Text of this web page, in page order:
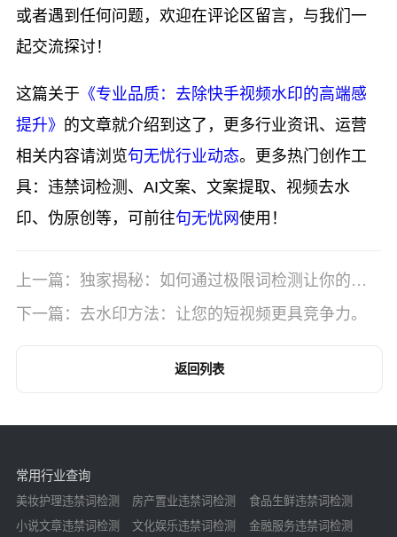
或者遇到任何问题，欢迎在评论区留言，与我们一
起交流探讨！
这篇关于 《专业品质：去除快手视频水印的高端感
提升》 的文章就介绍到这了，更多行业资讯、运营
相关内容请浏览句无忧行业动态。更多热门创作工
具：违禁词检测、AI文案、文案提取、视频去水
印、伪原创等，可前往句无忧网使用！
上一篇：独家揭秘：如何通过极限词检测让你的拼
多多店铺起飞？
下一篇：去水印方法：让您的短视频更具竞争力。
返回列表
常用行业查询
美妆护理违禁词检测 房产置业违禁词检测
食品生鲜违禁词检测
小说文章违禁词检测
文化娱乐违禁词检测 金融服务违禁词检测